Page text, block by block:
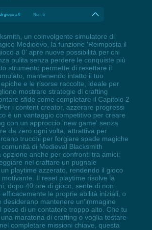
gioco a 0 Num 6
un coinvolgente simulatore di
Medioevo, la funzione 'Reimposta il
a 0' apre nuove possibilità per chi
pulita senza perdere le conquiste più
strumento permette di resettare il
mantenendo intatto il tuo
e le risorse raccolte, ideale per
mostrare strategie di crafting
sfide come completare il Capitolo 2
i content creator, azzerare progressi
è un vantaggio competitivo per creare
con un approccio 'new game' senza
da zero ogni volta, attrattiva per
trucchi per forgiare spade magiche
di Medieval Blacksmith
opzione anche per confronti tra amici:
nel craftare un pugnale
playtime azzerato, rendendo il gioco
motivante. Il reset playtime risolve la
dopo 40 ore di gioco, sente di non
le proprie abilità iniziali, o
desiderano mantenere un'immagine
peso di un contatore troppo alto. Che tu
maratona di crafting o voglia testare
completare missioni chiave, questa